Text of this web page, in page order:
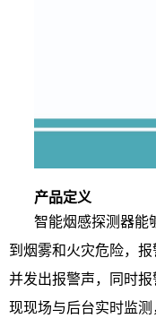
产品定义
智能烟感探测器能
到烟雾和火灾危险，报
并发出报警声，同时
现现场与后台实时监